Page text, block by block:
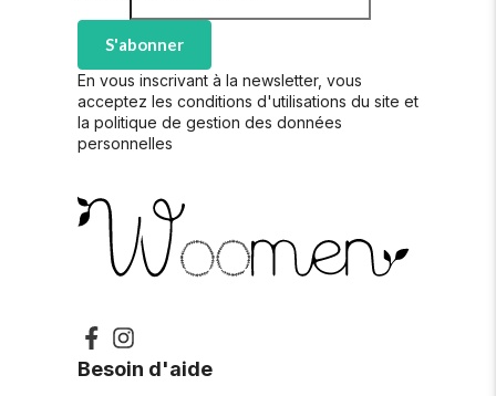
S'abonner
En vous inscrivant à la newsletter, vous
acceptez les conditions d'utilisations du site et
la politique de gestion des données
personnelles
Besoin d'aide